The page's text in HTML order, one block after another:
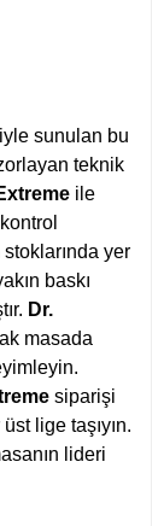
sunulan bu
teknik
ile
stoklarında yer
baskı
Dr.
masada
siparişi
lige taşıyın.
lideri